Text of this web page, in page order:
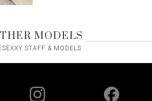
MODELS
STAFF & MODELS